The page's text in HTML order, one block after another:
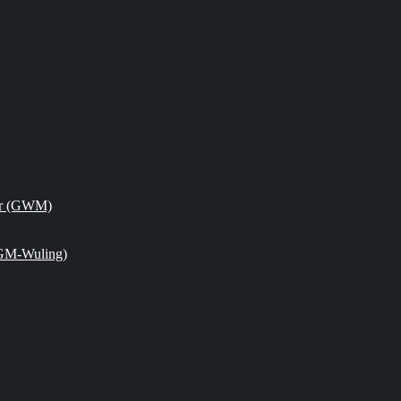
(GWM)
Wuling)